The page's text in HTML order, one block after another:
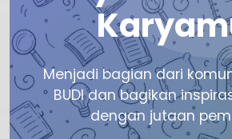
Menjadi bagian dari
BUDI dan bagikan
dengan jutaan